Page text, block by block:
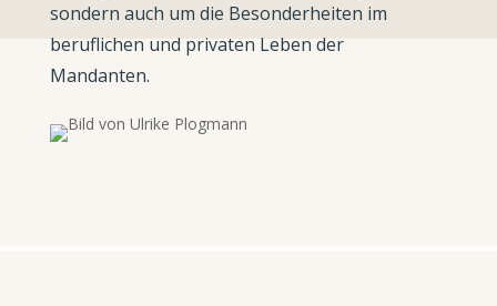
sondern auch um die Besonderheiten im
beruflichen und privaten Leben der
Mandanten.